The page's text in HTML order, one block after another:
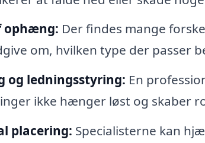
ophæng: Der findes mange
om, hvilken type der passer
og ledningsstyring: En
ikke hænger løst og skaber
placering: Specialisterne kan